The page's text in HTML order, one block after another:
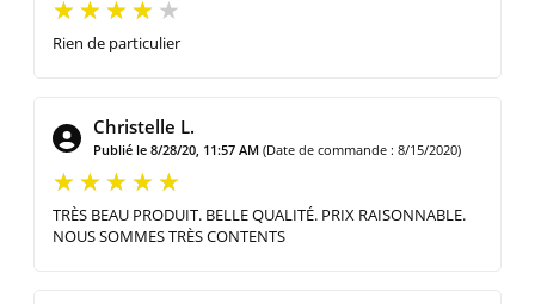
Rien de particulier
Christelle L.
Publié le 8/28/20, 11:57 AM (Date de commande : 8/15/2020)
TRÈS BEAU PRODUIT. BELLE QUALITÉ. PRIX RAISONNABLE.
NOUS SOMMES TRÈS CONTENTS